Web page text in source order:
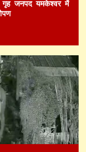
गृह जनपद यमकेश्वर में